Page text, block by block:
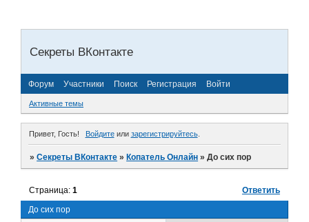
Секреты ВКонтакте
Форум Участники Поиск Регистрация Войти
Активные темы
Привет, Гость! Войдитеили зарегистрируйтесь.
»Секреты ВКонтакте »Копатель Онлайн »До сих пор
До сих пор
Страница:1 Ответить